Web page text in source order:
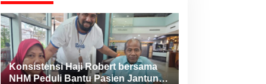
Konsistensi Haji Robert bersama
NHM Peduli Bantu Pasien Jantung